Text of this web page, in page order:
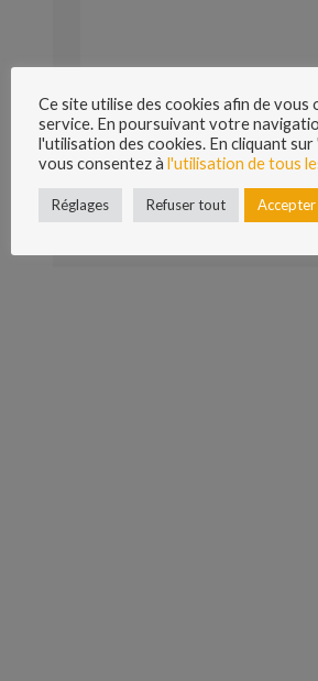
Ce site utilise des cookies afin de vous
service. En poursuivant votre
l'utilisation des cookies. En cliquant
vous consentez à l'utilisation de tous
Réglages Refuser tout